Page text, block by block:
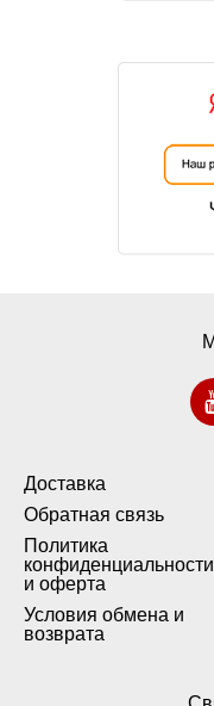
Доставка
Обратная связь
Политика
конфиденциальности
и оферта
Условия обмена и
возврата